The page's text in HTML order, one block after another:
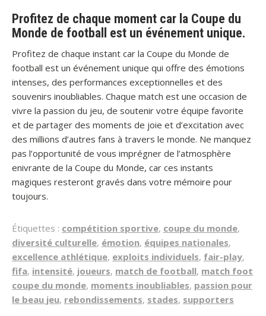
Profitez de chaque moment car la Coupe du
Monde de football est un événement unique.
Profitez de chaque instant car la Coupe du Monde de
football est un événement unique qui offre des émotions
intenses, des performances exceptionnelles et des
souvenirs inoubliables. Chaque match est une occasion de
vivre la passion du jeu, de soutenir votre équipe favorite
et de partager des moments de joie et d’excitation avec
des millions d’autres fans à travers le monde. Ne manquez
pas l’opportunité de vous imprégner de l’atmosphère
enivrante de la Coupe du Monde, car ces instants
magiques resteront gravés dans votre mémoire pour
toujours.
Étiquettes : compétition sportive, coupe du monde,
diversité culturelle, émotion, équipes nationales,
excellence athlétique, exploits individuels, fair-play,
fifa, intensité, joueurs, match de football, match foot
coupe du monde, moments inoubliables, passion pour
le beau jeu, rebondissements, stades, supporters